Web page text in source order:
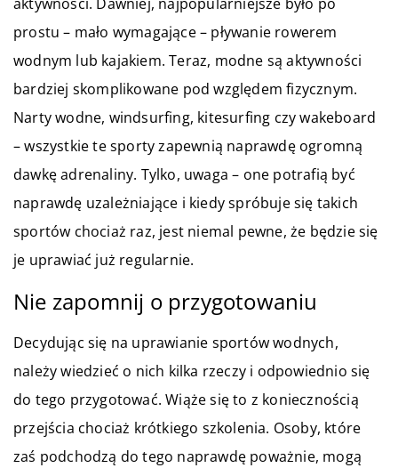
prostu – mało wymagające – pływanie rowerem
wodnym lub kajakiem. Teraz, modne są aktywności
bardziej skomplikowane pod względem fizycznym.
Narty wodne, windsurfing, kitesurfing czy wakeboard
– wszystkie te sporty zapewnią naprawdę ogromną
dawkę adrenaliny. Tylko, uwaga – one potrafią być
naprawdę uzależniające i kiedy spróbuje się takich
sportów chociaż raz, jest niemal pewne, że będzie się
je uprawiać już regularnie.
Nie zapomnij o przygotowaniu
Decydując się na uprawianie sportów wodnych,
należy wiedzieć o nich kilka rzeczy i odpowiednio się
do tego przygotować. Wiąże się to z koniecznością
przejścia chociaż krótkiego szkolenia. Osoby, które
zaś podchodzą do tego naprawdę poważnie, mogą